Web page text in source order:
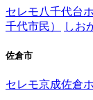
セレモ八千代台
千代市民）
しお
佐倉市
セレモ京成佐倉